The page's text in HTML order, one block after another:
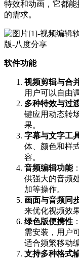
特效和动画，它都
的需求。
软件功能
视频剪辑与合
用户可以自由
多种特效与过
键应用动态转
果。
字幕与文字工
体、颜色和样
容。
音频编辑功能
供强大的音频
加等操作。
画面与音频同
来优化视频效
绿色版便携性
需安装，用户
适合频繁移动
支持多种格式